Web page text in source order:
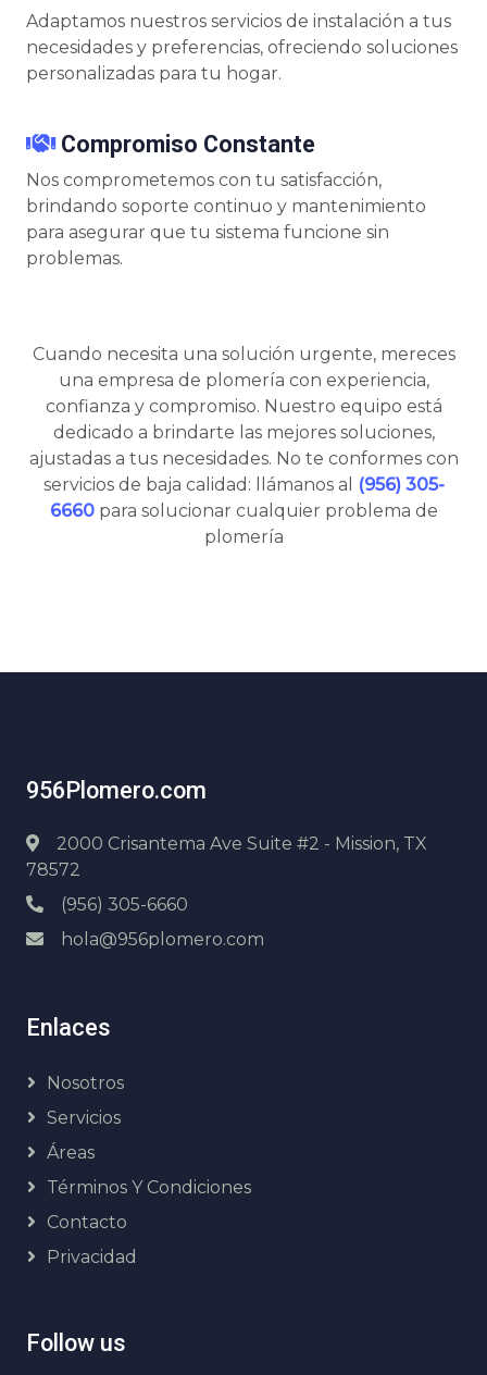
Adaptamos nuestros servicios de instalación a tus
necesidades y preferencias, ofreciendo soluciones
personalizadas para tu hogar.
Compromiso Constante
Nos comprometemos con tu satisfacción,
brindando soporte continuo y mantenimiento
para asegurar que tu sistema funcione sin
problemas.
Cuando necesita una solución urgente, mereces
una empresa de plomería con experiencia,
confianza y compromiso. Nuestro equipo está
dedicado a brindarte las mejores soluciones,
ajustadas a tus necesidades. No te conformes con
servicios de baja calidad: llámanos al
(956) 305-
6660para solucionar cualquier problema de
plomería
956Plomero.com
2000 Crisantema Ave Suite #2 - Mission, TX
78572
(956) 305-6660
hola@956plomero.com
Enlaces
Nosotros
Servicios
Áreas
Términos Y Condiciones
Contacto
Privacidad
Follow us